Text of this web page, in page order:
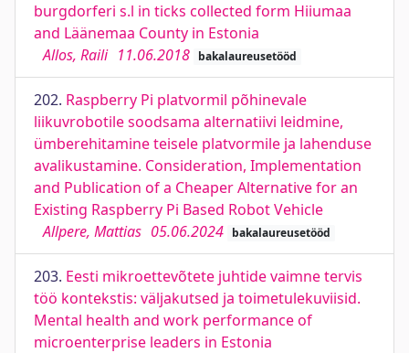
burgdorferi s.l in ticks collected form Hiiumaa
and Läänemaa County in Estonia
Allos, Raili 11.06.2018 bakalaureusetööd
202. Raspberry Pi platvormil põhinevale
liikuvrobotile soodsama alternatiivi leidmine,
ümberehitamine teisele platvormile ja lahenduse
avalikustamine. Consideration, Implementation
and Publication of a Cheaper Alternative for an
Existing Raspberry Pi Based Robot Vehicle
Allpere, Mattias 05.06.2024 bakalaureusetööd
203. Eesti mikroettevõtete juhtide vaimne tervis
töö kontekstis: väljakutsed ja toimetulekuviisid.
Mental health and work performance of
microenterprise leaders in Estonia